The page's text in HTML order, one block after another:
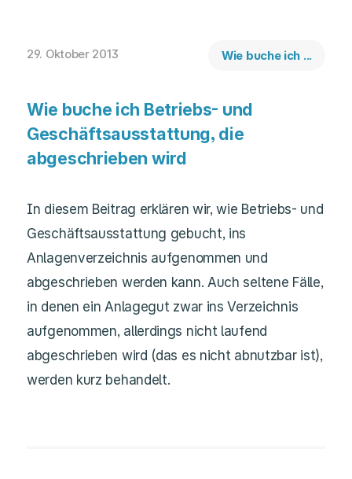
29. Oktober 2013 Wie buche ich ...
Wie buche ich Betriebs- und
Geschäftsausstattung, die
abgeschrieben wird
In diesem Beitrag erklären wir, wie Betriebs- und
Geschäftsausstattung gebucht, ins
Anlagenverzeichnis aufgenommen und
abgeschrieben werden kann. Auch seltene Fälle,
in denen ein Anlagegut zwar ins Verzeichnis
aufgenommen, allerdings nicht laufend
abgeschrieben wird (das es nicht abnutzbar ist),
werden kurz behandelt.